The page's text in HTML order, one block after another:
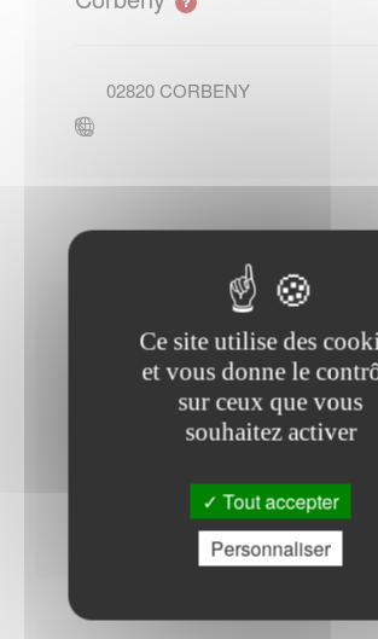
02820CORBENY
Horaires Mairie
Jeudi : - 09h00 à 12h00 - 17h00 à 19h00
Vendredi : - 09h00 à 12h00
Ce site utilise des
et vous donne le
sur ceux que vous
souhaitez activer
Tout accepter
Personnaliser